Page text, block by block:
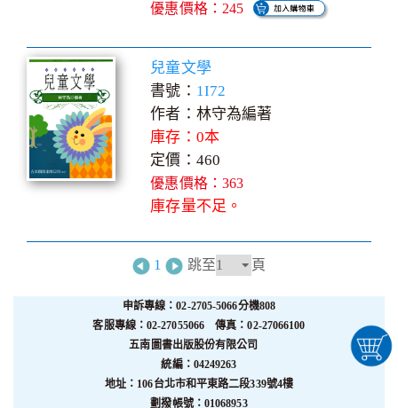
優惠價格：245
兒童文學
書號： 1I72
作者：林守為編著
庫存：0本
定價：460
優惠價格：363
庫存量不足。
1 跳至 頁
申訴專線：02-2705-5066分機808
客服專線：02-27055066 傳真：02-27066100
五南圖書出版股份有限公司
統編：04249263
地址：106台北市和平東路二段339號4樓
劃撥帳號：01068953